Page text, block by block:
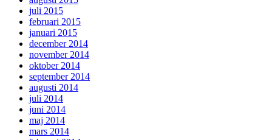
juli 2015
februari 2015
januari 2015
december 2014
november 2014
oktober 2014
september 2014
augusti 2014
juli 2014
juni 2014
maj 2014
mars 2014